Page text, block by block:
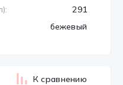
291
бежевый
К сравнению